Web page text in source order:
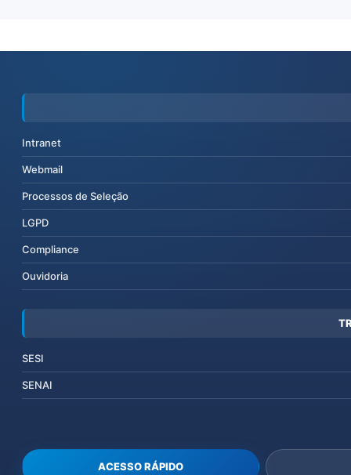
Intranet
Webmail
Processos de Seleção
LGPD
Compliance
Ouvidoria
SESI
SENAI
ACESSO RÁPIDO